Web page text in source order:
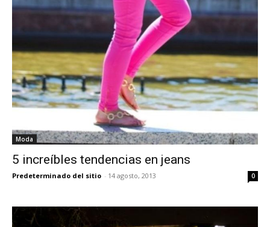
Moda
5 increíbles tendencias en jeans
Predeterminado del sitio - 14 agosto, 2013 0